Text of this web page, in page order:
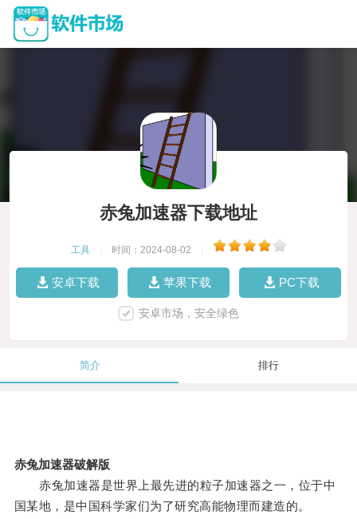
赤兔加速器下载地址
工具 时间：2024-08-02
安卓下载 苹果下载 PC下载
安卓市场，安全绿色
简介 排行
赤兔加速器破解版
赤兔加速器是世界上最先进的粒子加速器之一，位于中
国某地，是中国科学家们为了研究高能物理而建造的。